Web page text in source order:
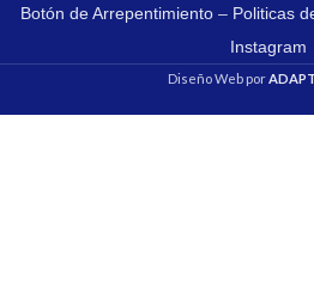
Botón de Arrepentimiento – Politicas
Instagram
Diseño Web por